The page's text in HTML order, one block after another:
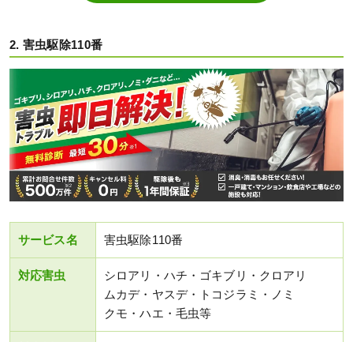
2. 害虫駆除110番
サービス名 害虫駆除110番
対応害虫
シロアリ・ハチ・ゴキブリ・クロアリ
ムカデ・ヤスデ・トコジラミ・ノミ
クモ・ハエ・毛虫等